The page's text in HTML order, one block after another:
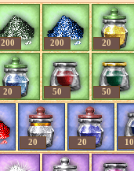
200 200 20
20 50 50
20 20